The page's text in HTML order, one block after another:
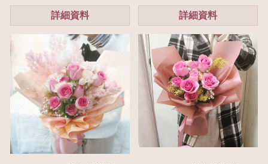
詳細資料 詳細資料